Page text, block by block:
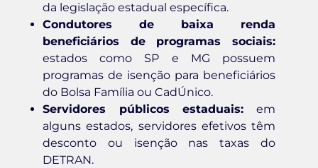
da legislação estadual específica.
Condutores de baixa renda
beneficiários de programas sociais:
estados como SP e MG possuem
programas de isenção para beneficiários
do Bolsa Família ou CadÚnico.
Servidores públicos estaduais: em
alguns estados, servidores efetivos têm
desconto ou isenção nas taxas do
DETRAN.